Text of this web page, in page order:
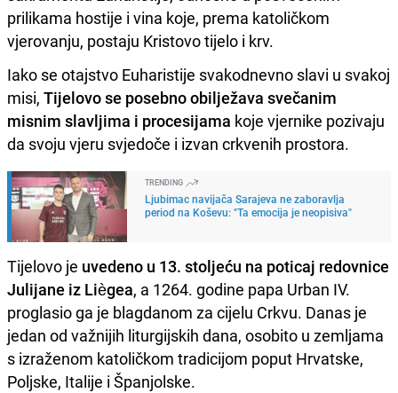
prilikama hostije i vina koje, prema katoličkom
vjerovanju, postaju Kristovo tijelo i krv.
Iako se otajstvo Euharistije svakodnevno slavi u svakoj
misi, Tijelovo se posebno obilježava svečanim
misnim slavljima i procesijama koje vjernike pozivaju
da svoju vjeru svjedoče i izvan crkvenih prostora.
TRENDING
Ljubimac navijača Sarajeva ne zaboravlja
period na Koševu: "Ta emocija je neopisiva"
Tijelovo je uvedeno u 13. stoljeću na poticaj redovnice
Julijane iz Liègea, a 1264. godine papa Urban IV.
proglasio ga je blagdanom za cijelu Crkvu. Danas je
jedan od važnijih liturgijskih dana, osobito u zemljama
s izraženom katoličkom tradicijom poput Hrvatske,
Poljske, Italije i Španjolske.